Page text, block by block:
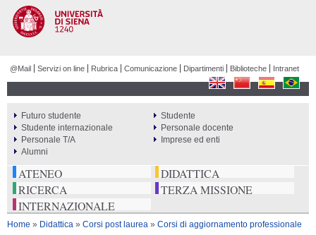
@Mail Servizi on line Rubrica Comunicazione Dipartimenti Biblioteche Intranet
ATENEO
DIDATTICA
RICERCA
TERZA MISSIONE
INTERNAZIONALE
PERCORSI
Futuro studente
Studente
Studente internazionale
Personale docente
Personale T/A
Imprese ed enti
Alumni
Tu sei qui
Home » Didattica » Corsi post laurea » Corsi di aggiornamento professionale